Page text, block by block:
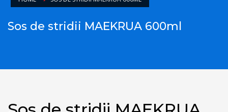
Sos de stridii MAEKRUA 600ml